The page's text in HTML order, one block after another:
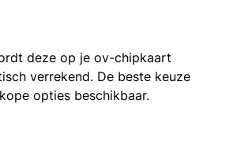
deze op je ov-chipkaart
verrekend. De beste keuze
opties beschikbaar.